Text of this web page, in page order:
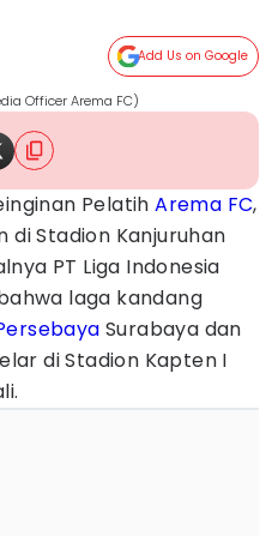
Add Us on Google
Officer Arema FC)
PelatihArema FC,
di Stadion Kanjuruhan
PT Liga Indonesia
laga kandang
Surabaya dan
di Stadion Kapten I